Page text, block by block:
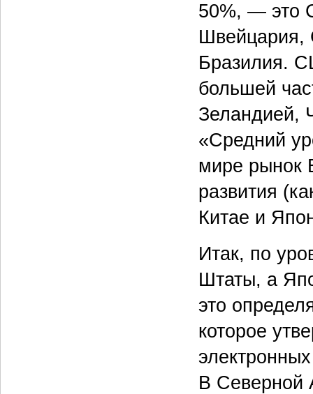
50%, — это
Швейцария,
Бразилия.
большей
Зеландией,
«Средний
мире рынок
развития
Китае и
Итак, по
Штаты, а
это
которое
В Северной